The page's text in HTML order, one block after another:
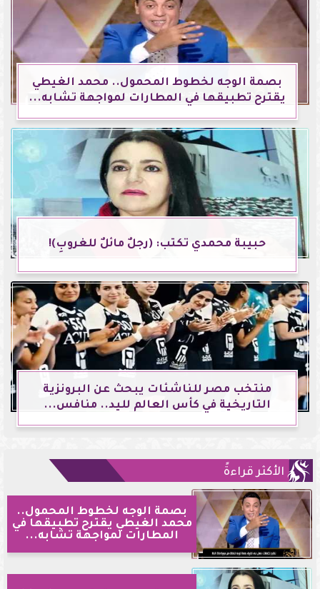
بصمة الوجه لخطوط المحمول.. محمد الغيطي
يقترح تطبيقها في المطارات لمواجهة تشابه...
حبيبة محمدي تكتب: (رجلٌ مائلٌ للغروبِ)!
منتخب مصر للناشئات يبحث عن البرونزية
التاريخية في كأس العالم لليد.. منافس...
الأكثر قراءةً
بصمة الوجه لخطوط المحمول..
محمد الغيطي يقترح تطبيقها في
المطارات لمواجهة تشابه...